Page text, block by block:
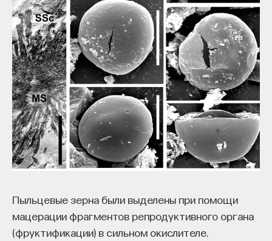
Пыльцевые зерна были выделены при помощи
мацерации фрагментов репродуктивного органа
(фруктификации) в сильном окислителе.